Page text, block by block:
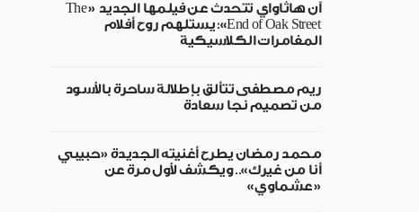
آن هاثاواي تتحدث عن فيلمها الجديد «The
End of Oak Street»: يستلهم روح أفلام
المغامرات الكلاسيكية
ريم مصطفى تتألق بإطلالة ساحرة بالأسود
من تصميم نجا سعادة
محمد رمضان يطرح أغنيته الجديدة «حبيبي
أنا من غيرك».. ويكشف لأول مرة عن
«عشماوي»